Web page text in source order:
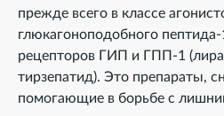
прежде всего в классе
глюкагоноподобного
рецепторов ГИП и ГПП-1
тирзепатид). Это препараты,
помогающие в борьбе с